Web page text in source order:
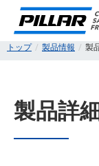
トップ 製品情報 製
製品詳